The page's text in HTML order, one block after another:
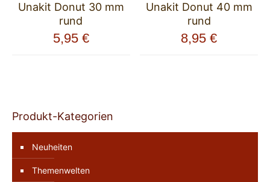
Unakit Donut 30 mm
rund
5,95 €
Unakit Donut 40 mm
rund
8,95€
Produkt-Kategorien
Neuheiten
Themenwelten